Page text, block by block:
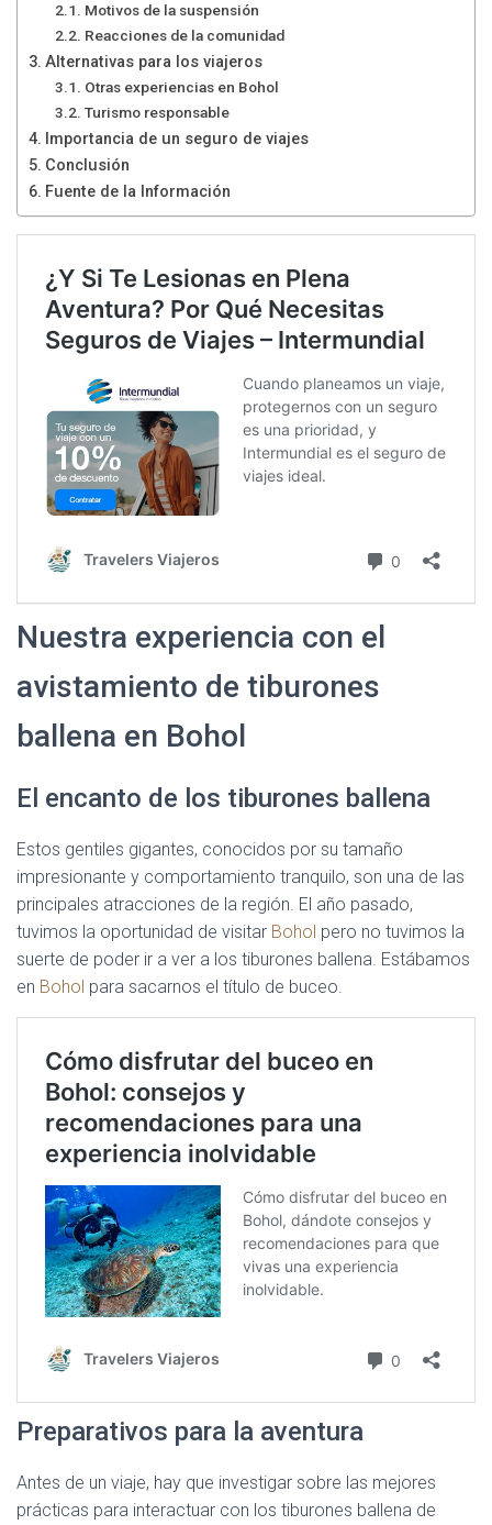
Motivos de la suspensión
Reacciones de la comunidad
Alternativas para los viajeros
Otras experiencias en Bohol
Turismo responsable
Importancia de un seguro de viajes
Conclusión
Fuente de la Información
Nuestra experiencia con el
avistamiento de tiburones
ballena en Bohol
El encanto de los tiburones ballena
Estos gentiles gigantes, conocidos por su tamaño
impresionante y comportamiento tranquilo, son una de las
principales atracciones de la región. El año pasado,
tuvimos la oportunidad de visitar Bohol pero no tuvimos la
suerte de poder ir a ver a los tiburones ballena. Estábamos
en Bohol para sacarnos el título de buceo.
Preparativos para la aventura
Antes de un viaje, hay que investigar sobre las mejores
prácticas para interactuar con los tiburones ballena de